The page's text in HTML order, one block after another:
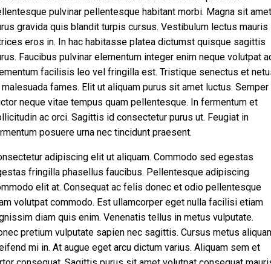
pulvinar pellentesque habitant morbi. Magna sit amet
gravida quis blandit turpis cursus. Vestibulum lectus mauris
eros in. In hac habitasse platea dictumst quisque sagittis
Faucibus pulvinar elementum integer enim neque volutpat
facilisis leo vel fringilla est. Tristique senectus et
fames. Elit ut aliquam purus sit amet luctus. Semper
neque vitae tempus quam pellentesque. In fermentum et
ac orci. Sagittis id consectetur purus ut. Feugiat in
posuere urna nec tincidunt praesent.
adipiscing elit ut aliquam. Commodo sed egestas
fringilla phasellus faucibus. Pellentesque adipiscing
elit at. Consequat ac felis donec et odio pellentesque
volutpat commodo. Est ullamcorper eget nulla facilisi etiam
diam quis enim. Venenatis tellus in metus vulputate.
pretium vulputate sapien nec sagittis. Cursus metus
mi in. At augue eget arcu dictum varius. Aliquam sem et